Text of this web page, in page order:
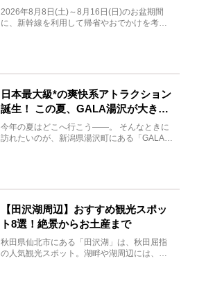
急券も解説
2026年8月8日(土)～8月16日(日)のお盆期間
に、新幹線を利用して帰省やおでかけを考え
日本最大級*の爽快系アトラクション
誕生！ この夏、GALA湯沢が大きく
生まれ変わる
今年の夏はどこへ行こう――。 そんなときに
訪れたいのが、新潟県湯沢町にある「GALA湯
【田沢湖周辺】おすすめ観光スポッ
ト8選！絶景からお土産まで
秋田県仙北市にある「田沢湖」は、秋田屈指
の人気観光スポット。湖畔や湖周辺には、田